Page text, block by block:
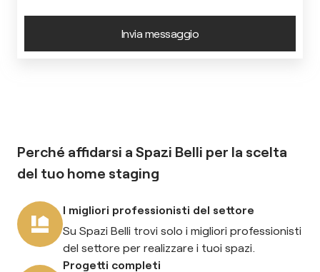
Invia messaggio
Perché affidarsi a Spazi Belli per la scelta
del tuo home staging
I migliori professionisti del settore
Su Spazi Belli trovi solo i migliori professionisti
del settore per realizzare i tuoi spazi.
Progetti completi